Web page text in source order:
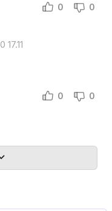
0 0
17.11
0 0